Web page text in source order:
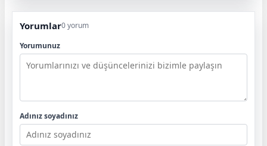
Yorumlar0 yorum
Yorumunuz
Adınız soyadınız